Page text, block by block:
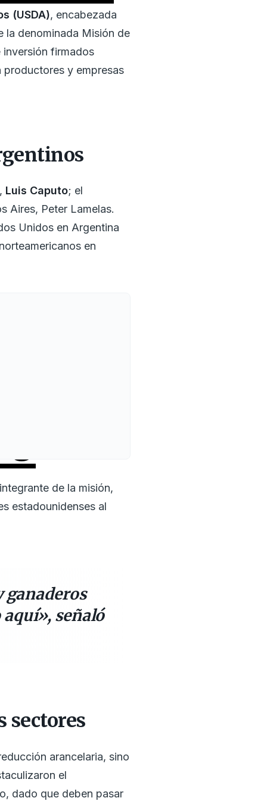
(USDA), encabezada
la denominada Misión de
firmados
y empresas
Luis Caputo; el
Aires, Peter Lamelas.
Unidos en Argentina
en
de la misión,
estadounidenses al
ganaderos
aquí», señaló
sectores
arancelaria, sino
el
dado que deben pasar